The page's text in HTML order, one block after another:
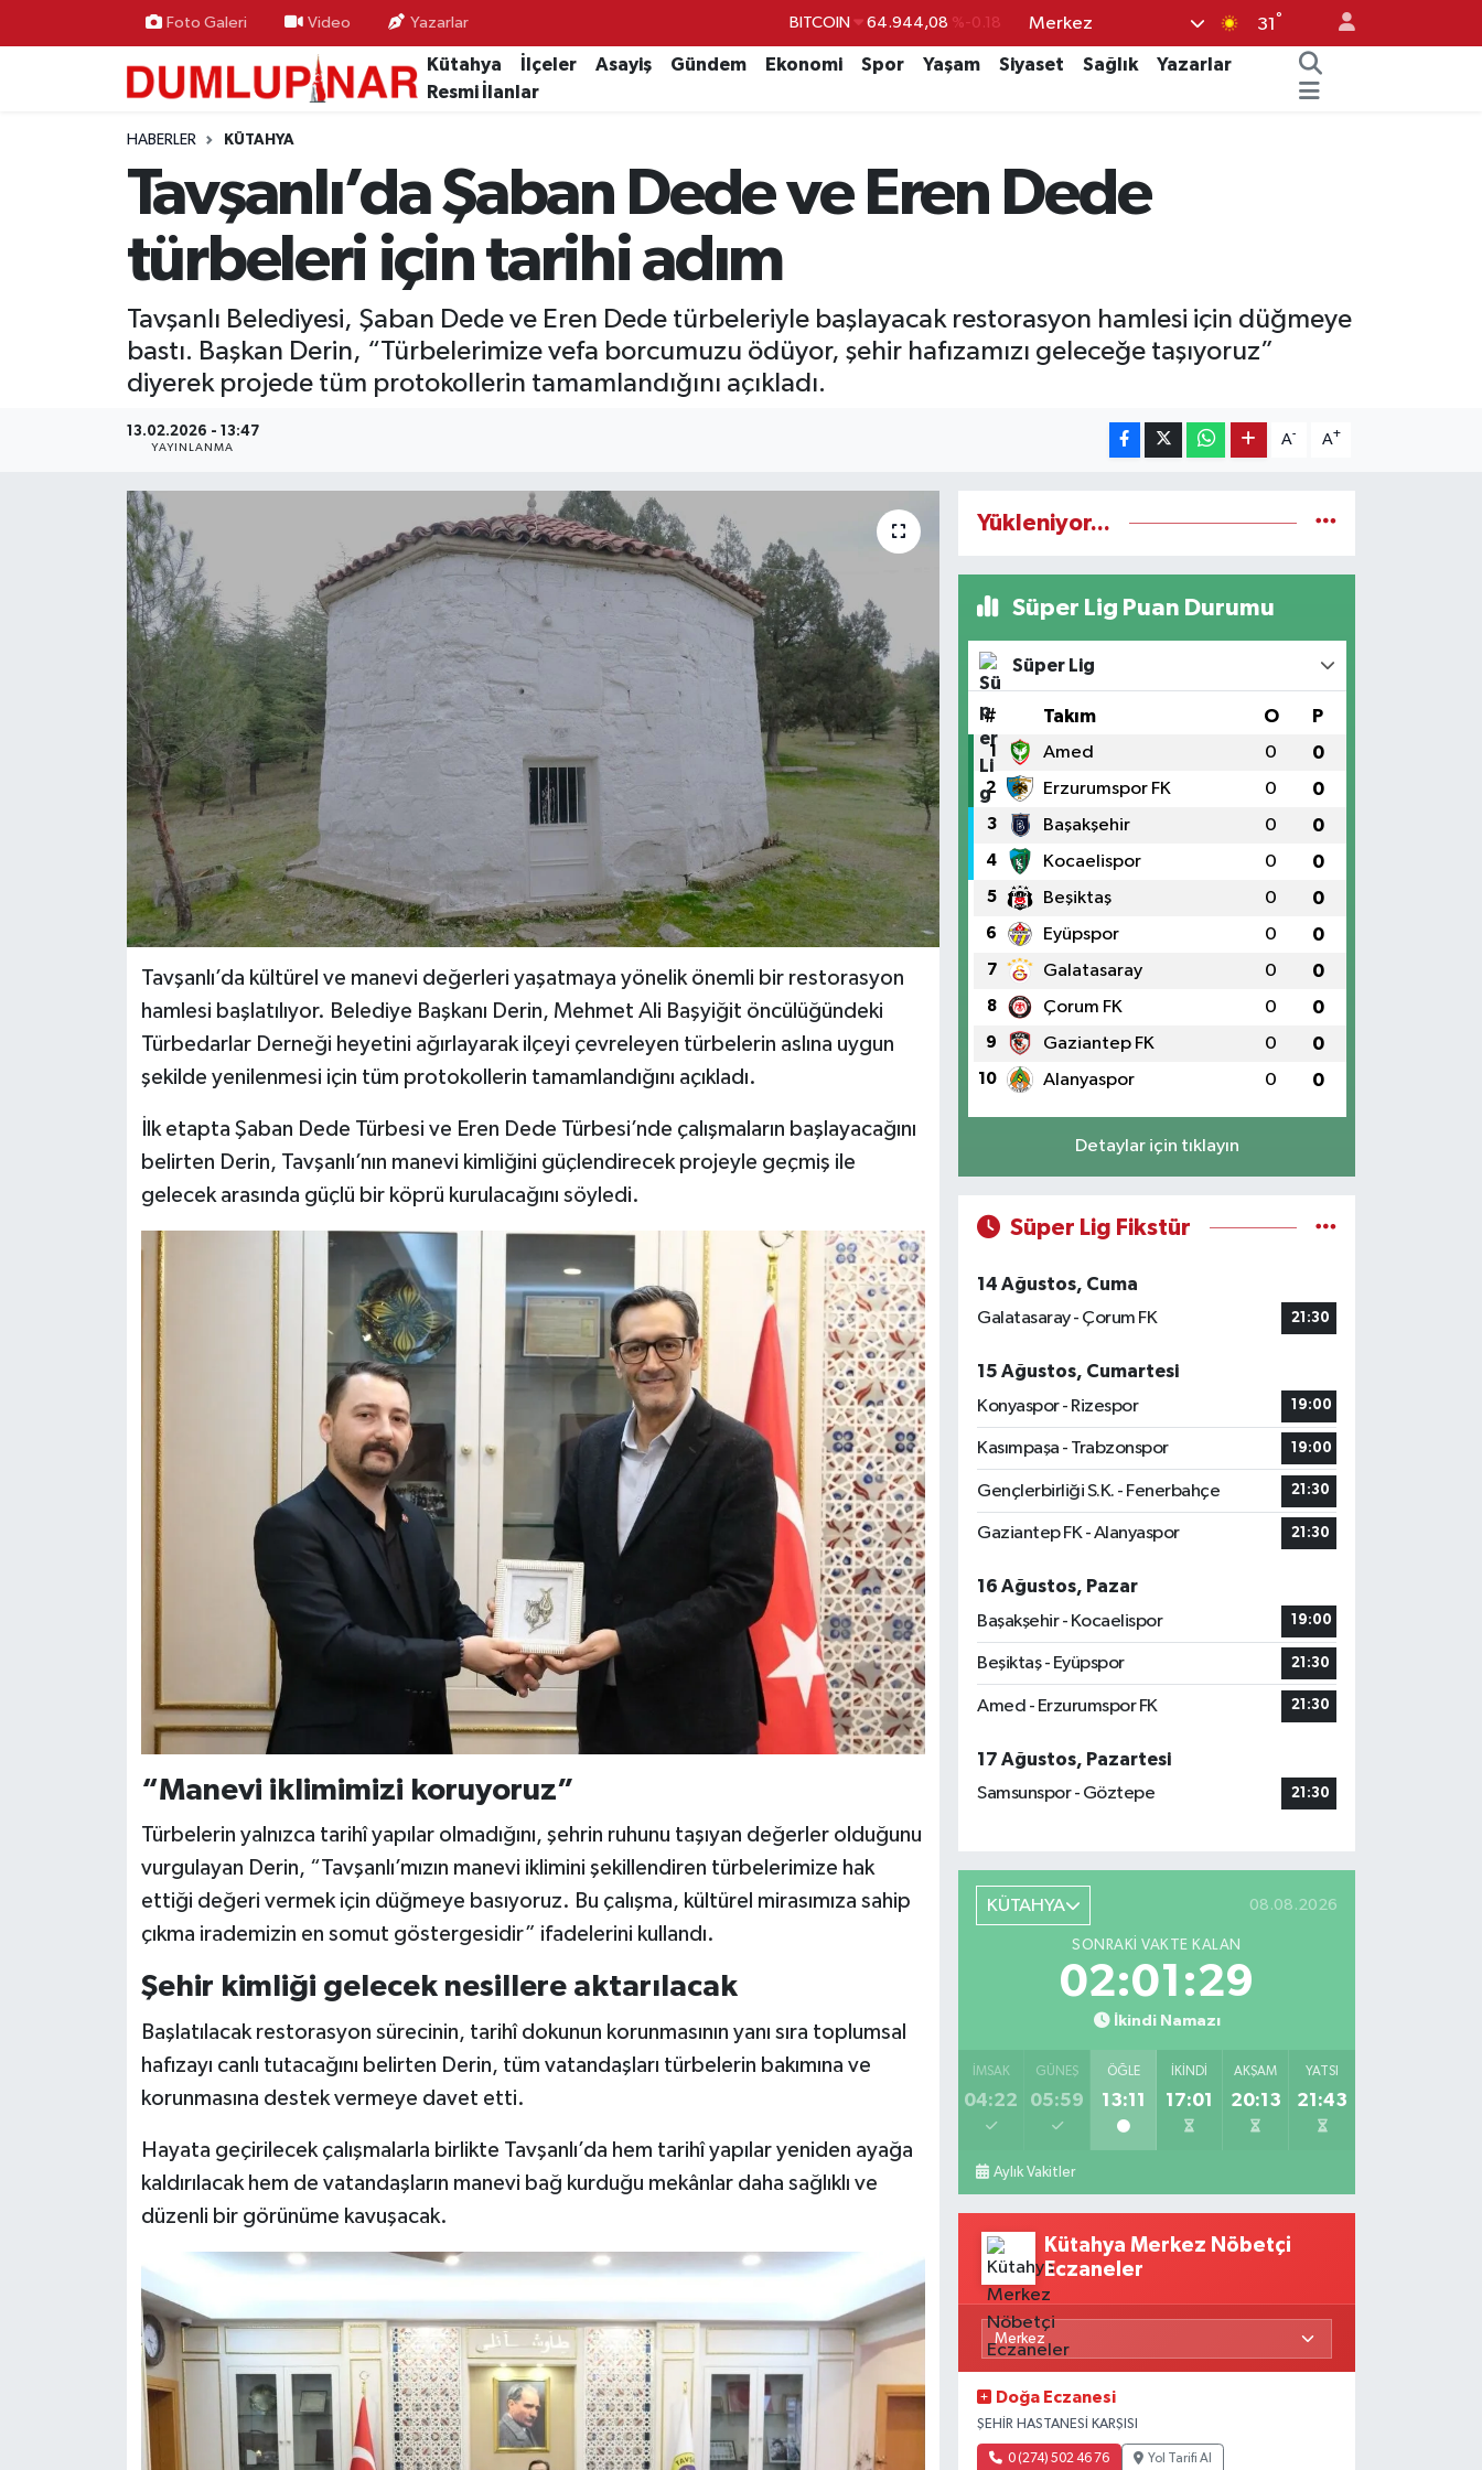
Foto Galeri Video Yazarlar DOLAR 47,7436 %0.18
EURO 55,2510 %0.32
BİST100 13.779 %-14
Merkez 31 °
Kütahya İlçeler Asayiş Gündem Ekonomi Spor Yaşam Siyaset Sağlık
Yazarlar
Resmi İlanlar
HABERLER KÜTAHYA
Tavşanlı’da Şaban Dede ve Eren Dede
türbeleri için tarihi adım
Tavşanlı Belediyesi, Şaban Dede ve Eren Dede türbeleriyle başlayacak restorasyon hamlesi için düğmeye
bastı. Başkan Derin, “Türbelerimize vefa borcumuzu ödüyor, şehir hafızamızı geleceğe taşıyoruz”
diyerek projede tüm protokollerin tamamlandığını açıkladı.
13.02.2026 - 13:47
YAYINLANMA
A- A+
Tavşanlı’da kültürel ve manevi değerleri yaşatmaya yönelik önemli bir restorasyon
hamlesi başlatılıyor. Belediye Başkanı Derin, Mehmet Ali Başyiğit öncülüğündeki
Türbedarlar Derneği heyetini ağırlayarak ilçeyi çevreleyen türbelerin aslına uygun
şekilde yenilenmesi için tüm protokollerin tamamlandığını açıkladı.
İlk etapta Şaban Dede Türbesi ve Eren Dede Türbesi’nde çalışmaların başlayacağını
belirten Derin, Tavşanlı’nın manevi kimliğini güçlendirecek projeyle geçmiş ile
gelecek arasında güçlü bir köprü kurulacağını söyledi.
“Manevi iklimimizi koruyoruz”
Türbelerin yalnızca tarihî yapılar olmadığını, şehrin ruhunu taşıyan değerler olduğunu
vurgulayan Derin, “Tavşanlı’mızın manevi iklimini şekillendiren türbelerimize hak
ettiği değeri vermek için düğmeye basıyoruz. Bu çalışma, kültürel mirasımıza sahip
çıkma irademizin en somut göstergesidir” ifadelerini kullandı.
Şehir kimliği gelecek nesillere aktarılacak
Başlatılacak restorasyon sürecinin, tarihî dokunun korunmasının yanı sıra toplumsal
hafızayı canlı tutacağını belirten Derin, tüm vatandaşları türbelerin bakımına ve
korunmasına destek vermeye davet etti.
Hayata geçirilecek çalışmalarla birlikte Tavşanlı’da hem tarihî yapılar yeniden ayağa
kaldırılacak hem de vatandaşların manevi bağ kurduğu mekânlar daha sağlıklı ve
düzenli bir görünüme kavuşacak.
Yükleniyor...
Süper Lig Puan Durumu
Süper Lig
# Takım O P
1 Amed 0 0
2 Erzurumspor FK 0 0
3 Başakşehir 0 0
4 Kocaelispor 0 0
5 Beşiktaş 0 0
6 Eyüpspor 0 0
7 Galatasaray 0 0
8 Çorum FK 0 0
9 Gaziantep FK 0 0
10 Alanyaspor 0 0
Detaylar için tıklayın
Süper Lig Fikstür
14 Ağustos, Cuma
Galatasaray - Çorum FK
21:30
15 Ağustos, Cumartesi
Konyaspor - Rizespor
19:00
Kasımpaşa - Trabzonspor 19:00
Gençlerbirliği S.K. - Fenerbahçe 21:30
Gaziantep FK - Alanyaspor 21:30
16 Ağustos, Pazar
Başakşehir - Kocaelispor
19:00
Beşiktaş - Eyüpspor 21:30
Amed - Erzurumspor FK 21:30
17 Ağustos, Pazartesi
Samsunspor - Göztepe
21:30
KÜTAHYA 08.08.2026
SONRAKI VAKTE KALAN
02:01:27
İkindi Namazı
İMSAK
04:22
GÜNEŞ
05:59
ÖĞLE
13:11
İKINDI
17:01
AKŞAM
20:13
YATSI
21:43
Aylık Vakitler
Kütahya Merkez Nöbetçi
Eczaneler
Doğa Eczanesi
ŞEHİR HASTANESİ KARŞISI
0 (274) 502 46 76 Yol Tarifi Al
Ekonomi
Haber İlanlar
Kültür-Sanat
Magazin
Resmi İlanlar
Siyaset
Teknoloji
Vefat Haberleri
Kütahya Hava Durumu
Kütahya Trafik Yoğunluk Haritası
Süper Lig Puan Durumu ve Fikstür
Tüm Manşetler
Son Dakika Haberleri
Haber Arşivi